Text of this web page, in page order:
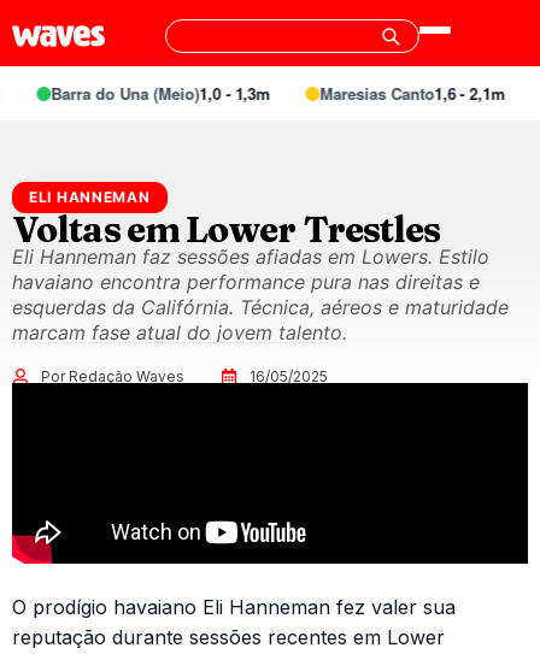
Barra do Una (Meio)1,0 - 1,3m Maresias Canto1,6 - 2,1m
ELI HANNEMAN
Voltas em Lower Trestles
Eli Hanneman faz sessões afiadas em Lowers. Estilo
havaiano encontra performance pura nas direitas e
esquerdas da Califórnia. Técnica, aéreos e maturidade
marcam fase atual do jovem talento.
Por Redação Waves 16/05/2025
O prodígio havaiano Eli Hanneman fez valer sua
reputação durante sessões recentes em Lower